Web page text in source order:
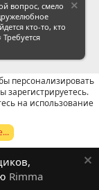
R
вопрос, смело
кто-то, кто
персонализировать
зарегистрируетесь.
на использование
Rimma